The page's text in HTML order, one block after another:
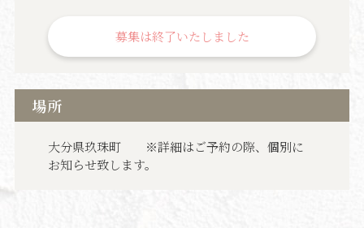
募集は終了いたしました
場所
大分県玖珠町 ※詳細はご予約の際、個別に
お知らせ致します。